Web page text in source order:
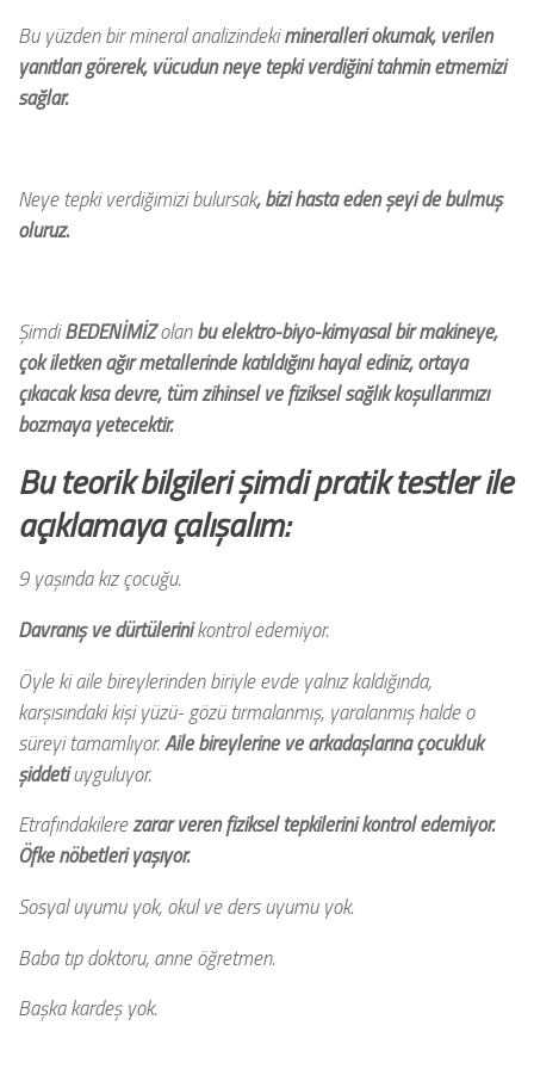
Bu yüzden bir mineral analizindekimineralleri okumak, verilen
yanıtları görerek, vücudun neye tepki verdiğini tahmin etmemizi
sağlar.
Neye tepki verdiğimizi bulursak, bizi hasta eden şeyi de bulmuş
oluruz.
ŞimdiBEDENİMİZolanbu elektro-biyo-kimyasal bir makineye,
çok iletken ağır metallerinde katıldığını hayal ediniz, ortaya
çıkacak kısa devre, tüm zihinsel ve fiziksel sağlık koşullarımızı
bozmaya yetecektir.
Bu teorik bilgileri şimdi pratik testler ile
açıklamaya çalışalım:
9 yaşında kız çocuğu.
Davranış ve dürtülerinikontrol edemiyor.
Öyle ki aile bireylerinden biriyle evde yalnız kaldığında,
karşısındaki kişi yüzü- gözü tırmalanmış, yaralanmış halde o
süreyi tamamlıyor.Aile bireylerine ve arkadaşlarına çocukluk
şiddetiuyguluyor.
Etrafındakilerezarar veren fiziksel tepkilerini kontrol edemiyor.
Öfke nöbetleri yaşıyor.
Sosyal uyumu yok, okul ve ders uyumu yok.
Baba tıp doktoru, anne öğretmen.
Başka kardeş yok.